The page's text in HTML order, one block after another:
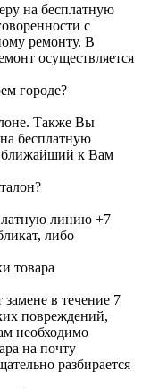
на бесплатную
с
ремонту. В
осуществляется
городе?
Также Вы
бесплатную
к Вам
линию +7
либо
товара
в течение 7
повреждений,
необходимо
на почту
разбирается